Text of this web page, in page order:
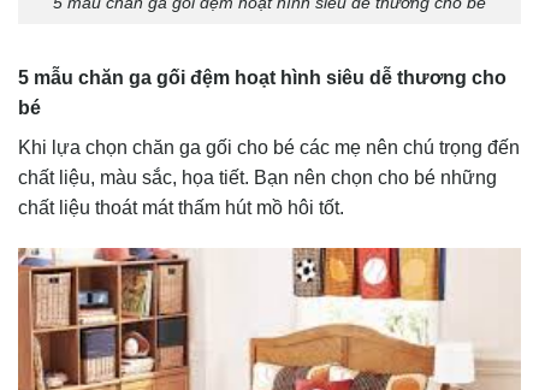
5 mẫu chăn ga gối đệm hoạt hình siêu dễ thương cho
bé
Khi lựa chọn chăn ga gối cho bé các mẹ nên chú trọng đến
chất liệu, màu sắc, họa tiết. Bạn nên chọn cho bé những
chất liệu thoát mát thấm hút mồ hôi tốt.